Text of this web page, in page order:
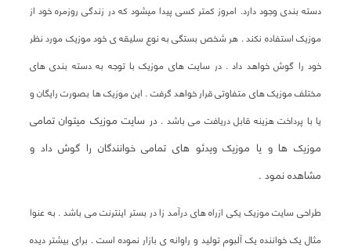
دسته بندی وجود دارد. امروز کمتر کسی پیدا میشود که در زندگی روزمره خود از
موزیک استفاده نکند . هر شخص بستگی به نوع سلیقه ی خود موزیک مورد نظر
خود را گوش خواهد داد . در سایت های موزیک با توجه به دسته بندی های
مختلف موزیک های متفاوتی قرار خواهد گرفت . این موزیک ها بصورت رایگان و
یا با پرداخت هزینه قابل دریافت می باشد .در سایت موزیک میتوان تمامی
موزیک ها و یا موزیک ویدئو های تمامی خوانندگان را گوش داد و
مشاهده نمود .
طراحی سایت موزیک یکی ازراه های درآمد زا در بستر اینترنت می باشد . به عنوا
مثال یک خواننده یک آلبوم تولید و راوانه ی بازار نموده است . برای بیشتر دیده